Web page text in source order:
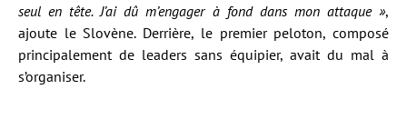
seul en tête. J’ai dû m’engager à fond dans mon attaque »,
ajoute le Slovène. Derrière, le premier peloton, composé
principalement de leaders sans équipier, avait du mal à
s’organiser.